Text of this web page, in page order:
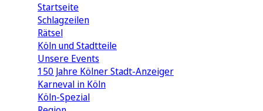
Startseite
Schlagzeilen
Rätsel
Köln und Stadtteile
Unsere Events
150 Jahre Kölner Stadt-Anzeiger
Karneval in Köln
Köln-Spezial